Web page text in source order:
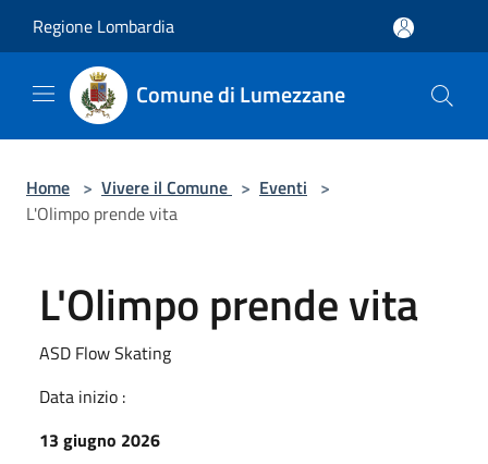
Regione Lombardia
Comune di Lumezzane
Home > Vivere il Comune > Eventi >
L'Olimpo prende vita
L'Olimpo prende vita
ASD Flow Skating
Data inizio :
13 giugno 2026